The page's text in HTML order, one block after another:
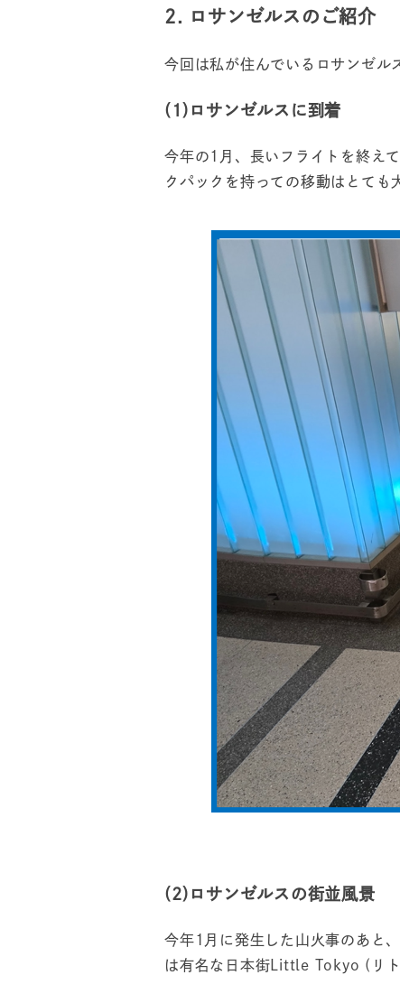
2. ロサンゼルスのご紹介
今回は私が住んでいるロサンゼル
(1)ロサンゼルスに到着
今年の1月、長いフライトを終え
クパックを持っての移動はとても
(2)ロサンゼルスの街並風景
今年1月に発生した山火事のあと
は有名な日本街Little Tokyo (リト